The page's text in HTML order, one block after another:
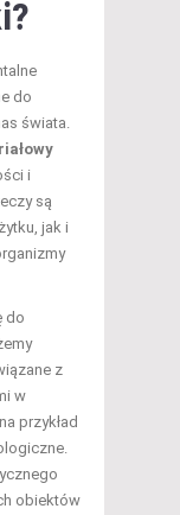
do
świata.
i
są
jak i
do
z
w
przykład
obiektów